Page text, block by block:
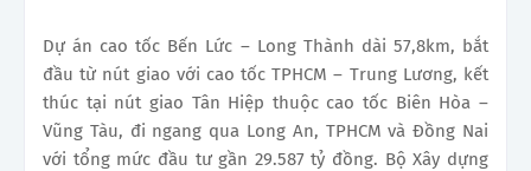
Dự án cao tốc Bến Lức – Long Thành dài 57,8km, bắt
đầu từ nút giao với cao tốc TPHCM – Trung Lương, kết
thúc tại nút giao Tân Hiệp thuộc cao tốc Biên Hòa –
Vũng Tàu, đi ngang qua Long An, TPHCM và Đồng Nai
với tổng mức đầu tư gần 29.587 tỷ đồng. Bộ Xây dựng